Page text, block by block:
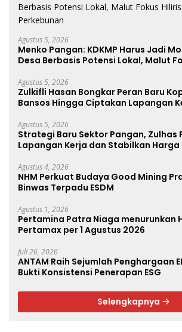
Agustus 5, 2026
Menko Pangan: KDKMP Harus Jadi
Desa Berbasis Potensi Lokal, Malut
Agustus 5, 2026
Zulkifli Hasan Bongkar Peran Baru
Bansos Hingga Ciptakan Lapangan
Agustus 5, 2026
Strategi Baru Sektor Pangan, Zulhas
Lapangan Kerja dan Stabilkan Harga
Agustus 4, 2026
NHM Perkuat Budaya Good Mining
Binwas Terpadu ESDM
Agustus 1, 2026
Pertamina Patra Niaga menurunkan
Pertamax per 1 Agustus 2026
Juli 26, 2026
ANTAM Raih Sejumlah Penghargaan
Bukti Konsistensi Penerapan ESG
Selengkapnya